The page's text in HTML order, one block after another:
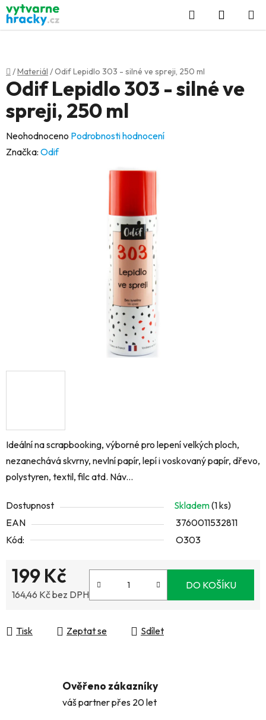
Přejít
na
obsah
Hledat
KOŠÍK
Domů
/Materiál /Odif Lepidlo 303 - silné ve spreji, 250 ml
Ideální na scrapbooking, výborné pro lepení velkých ploch,
nezanechává skvrny, nevlní papír, lepí i voskovaný papír, dřevo,
polystyren, textil, filc atd. Náv...
Dostupnost Skladem(1 ks)
EAN
3760011532811
Kód:
O303
199 Kč
164,46 Kč bez DPH
DO KOŠÍKU
Tisk Zeptat se Sdílet
Odif Lepidlo 303 - silné ve
spreji, 250 ml
Průměrné
hodnocení
Neohodnoceno Podrobnosti hodnocení
Značka: Odif
Ověřeno zákazníky
váš partner přes 20 let